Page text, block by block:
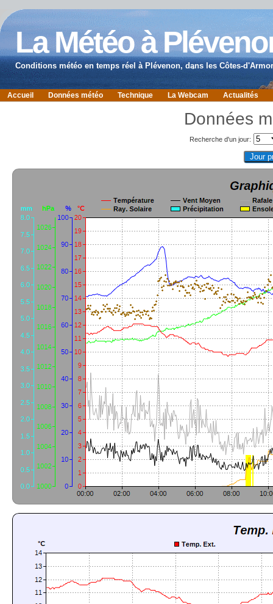
La Météo à
Conditions météo en temps réel à Plévenon, dans les Côtes-
Accueil Données météo Technique La Webcam Actualités
Données
Recherche d'un jour: